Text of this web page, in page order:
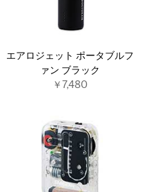
エアロジェット ポータブルフ
ァン ブラック
￥7,480